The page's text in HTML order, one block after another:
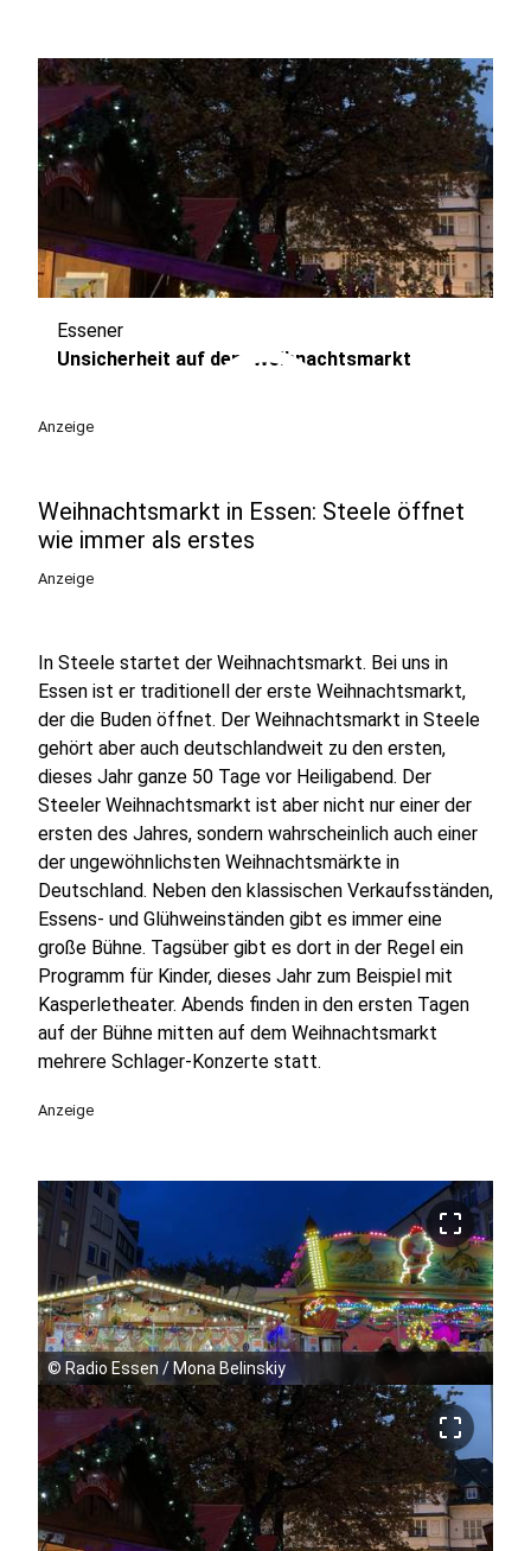
play_circle
Essener
Unsicherheit auf dem Weihnachtsmarkt
Anzeige
Weihnachtsmarkt in Essen: Steele öffnet
wie immer als erstes
Anzeige
In Steele startet der Weihnachtsmarkt. Bei uns in
Essen ist er traditionell der erste Weihnachtsmarkt,
der die Buden öffnet. Der Weihnachtsmarkt in Steele
gehört aber auch deutschlandweit zu den ersten,
dieses Jahr ganze 50 Tage vor Heiligabend. Der
Steeler Weihnachtsmarkt ist aber nicht nur einer der
ersten des Jahres, sondern wahrscheinlich auch einer
der ungewöhnlichsten Weihnachtsmärkte in
Deutschland. Neben den klassischen Verkaufsständen,
Essens- und Glühweinständen gibt es immer eine
große Bühne. Tagsüber gibt es dort in der Regel ein
Programm für Kinder, dieses Jahr zum Beispiel mit
Kasperletheater. Abends finden in den ersten Tagen
auf der Bühne mitten auf dem Weihnachtsmarkt
mehrere Schlager-Konzerte statt.
Anzeige
crop_free
© Radio Essen / Mona Belinskiy
crop_free